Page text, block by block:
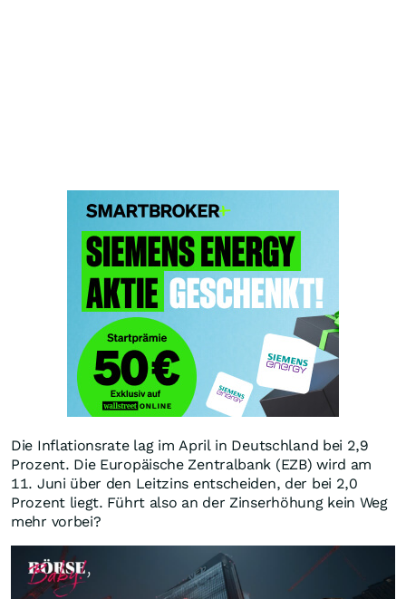
Die Inflationsrate lag im April in Deutschland bei 2,9
Prozent. Die Europäische Zentralbank (EZB) wird am
11. Juni über den Leitzins entscheiden, der bei 2,0
Prozent liegt. Führt also an der Zinserhöhung kein Weg
mehr vorbei?